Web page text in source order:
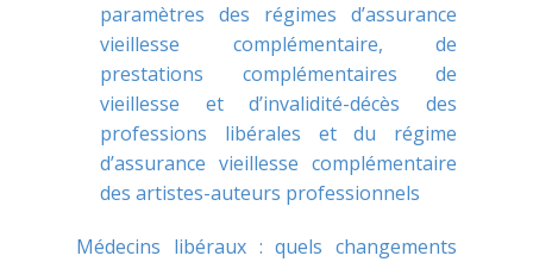
paramètres des régimes d’assurance
vieillesse complémentaire, de
prestations complémentaires de
vieillesse et d’invalidité-décès des
professions libérales et du régime
d’assurance vieillesse complémentaire
des artistes-auteurs professionnels
Médecins libéraux : quels changements